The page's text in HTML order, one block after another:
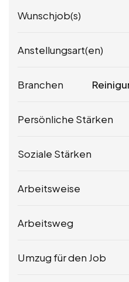
Wunschjob(s)
Anstellungsart(en)
Branchen
Persönliche Stärken
Soziale Stärken
Arbeitsweise
Arbeitsweg
Umzug für den Job